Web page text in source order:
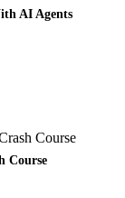
AI Agents
Course